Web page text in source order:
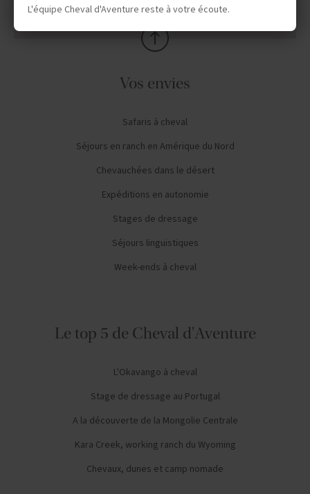
Vos envies
Safaris à cheval
Séjours en ranch en Amérique du Nord
Chevauchées dans le désert
Expéditions en autonomie
Stages de dressage
Séjours linguistiques
Week-ends à cheval
Le top 5 de Cheval d'Aventure
L'Okavango à cheval
Stage de dressage au Portugal
A la découverte de la Mongolie Centrale
Kara Creek, working ranch du Wyoming
Chevaux, dunes et camp nomade
L'équipe Cheval d'Aventure reste à votre écoute.